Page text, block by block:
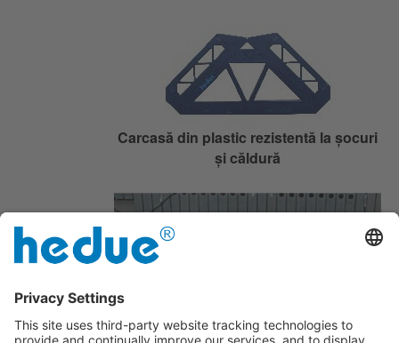
Carcasă din plastic rezistentă la șocuri
și căldură